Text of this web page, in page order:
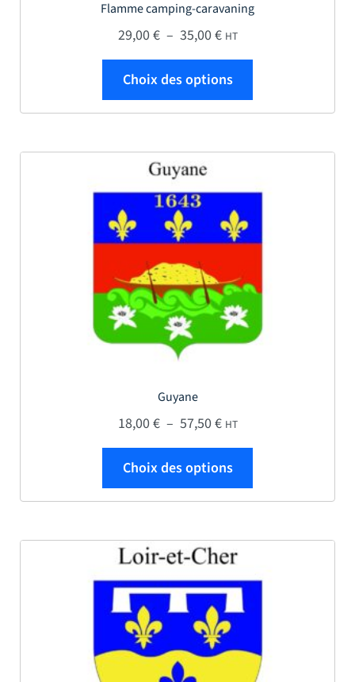
Flamme camping-caravaning
29,00€ – 35,00€Plage de prix : 29,00 €
HT
Choix des options
Guyane
18,00€ – 57,50€Plage de prix : 18,00 €
HT
Choix des options